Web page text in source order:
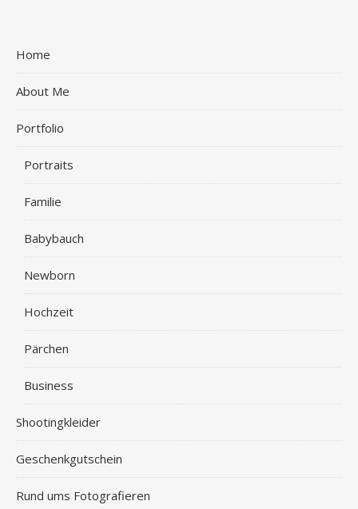
Home
About Me
Portfolio
Portraits
Familie
Babybauch
Newborn
Hochzeit
Pärchen
Business
Shootingkleider
Geschenkgutschein
Rund ums Fotografieren